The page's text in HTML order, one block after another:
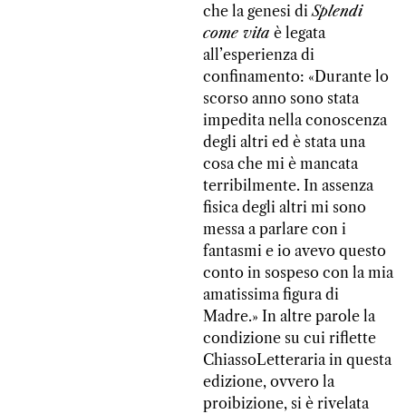
che la genesi diSplendi
come vita è legata
all’esperienza di
confinamento: «Durante lo
scorso anno sono stata
impedita nella conoscenza
degli altri ed è stata una
cosa che mi è mancata
terribilmente. In assenza
fisica degli altri mi sono
messa a parlare con i
fantasmi e io avevo questo
conto in sospeso con la mia
amatissima figura di
Madre.» In altre parole la
condizione su cui riflette
ChiassoLetteraria in questa
edizione, ovvero la
proibizione, si è rivelata